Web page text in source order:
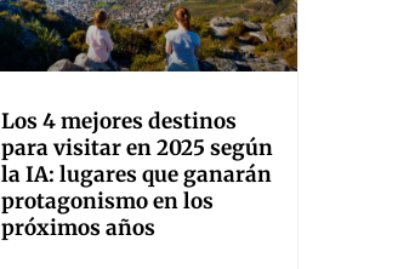
Los 4 mejores destinos
para visitar en 2025 según
la IA: lugares que ganarán
protagonismo en los
próximos años